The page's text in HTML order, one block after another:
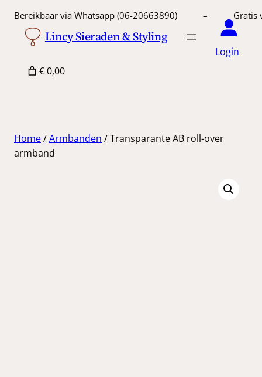
GaBereikbaar via Whatsapp (06-20663890) –
Lincy Sieraden & Styling
Login
€ 0,00
Home/Armbanden / Transparante AB roll-over
armband